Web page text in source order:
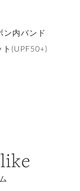
ン内バンド
ト(UPF50+)